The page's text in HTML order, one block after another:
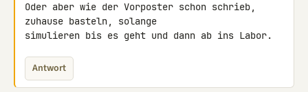
Oder aber wie der Vorposter schon schrieb,
zuhause basteln, solange
simulieren bis es geht und dann ab ins Labor.
Antwort